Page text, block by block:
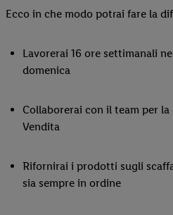
Ecco in che modo potrai fare la
Lavorerai 16 ore settimanali
domenica
Collaborerai con il team per
Vendita
Rifornirai i prodotti sugli
sia sempre in ordine